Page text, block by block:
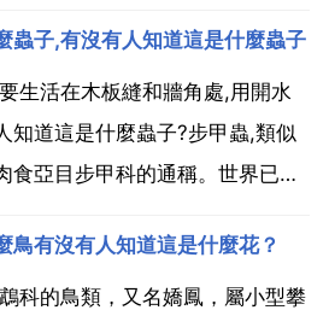
哪位高人告訴我這是什麼字
，...
蟲子,有沒有人知道這是什麼蟲子
生活在木板縫和牆角處,用開水
知道這是什麼蟲子?步甲蟲,類似
食亞目步甲科的通稱。世界已知
色 褐色,常帶金屬光澤,少數色鮮
或被疏毛,...
鳥有沒有人知道這是什麼花？
科的鳥類，又名嬌鳳，屬小型攀